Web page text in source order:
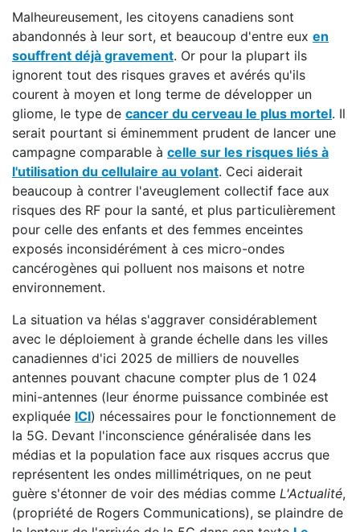
Malheureusement, les citoyens canadiens sont
abandonnés à leur sort, et beaucoup d'entre eux en
souffrent déjà gravement. Or pour la plupart ils
ignorent tout des risques graves et avérés qu'ils
courent à moyen et long terme de développer un
gliome, le type de cancer du cerveau le plus mortel. Il
serait pourtant si éminemment prudent de lancer une
campagne comparable à celle sur les risques liés à
l'utilisation du cellulaire au volant. Ceci aiderait
beaucoup à contrer l'aveuglement collectif face aux
risques des RF pour la santé, et plus particulièrement
pour celle des enfants et des femmes enceintes
exposés inconsidérément à ces micro-ondes
cancérogènes qui polluent nos maisons et notre
environnement.
La situation va hélas s'aggraver considérablement
avec le déploiement à grande échelle dans les villes
canadiennes d'ici 2025 de milliers de nouvelles
antennes pouvant chacune compter plus de 1 024
mini-antennes (leur énorme puissance combinée est
expliquée ICI) nécessaires pour le fonctionnement de
la 5G. Devant l'inconscience généralisée dans les
médias et la population face aux risques accrus que
représentent les ondes millimétriques, on ne peut
guère s'étonner de voir des médias comme L'Actualité,
(propriété de Rogers Communications), se plaindre de